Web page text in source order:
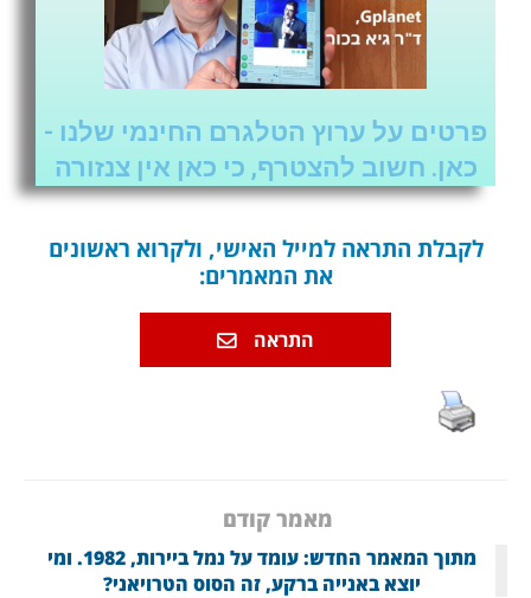
פרטים על ערוץ הטלגרם החינמי שלנו -
כאן. חשוב להצטרף, כי כאן אין צנזורה
לקבלת התראה למייל האישי, ולקרוא ראשונים
את המאמרים:
התראה
מאמר קודם
מתוך המאמר החדש: עומד על נמל ביירות, 1982. ומי
יוצא באנייה ברקע, זה הסוס הטרויאני?